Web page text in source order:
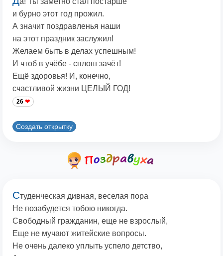
и бурно этот год прожил.
А значит поздравленья наши
на этот праздник заслужил!
Желаем быть в делах успешным!
И чтоб в учёбе - сплош зачёт!
Ещё здоровья! И, конечно,
счастливой жизни ЦЕЛЫЙ ГОД!
26
Создать открытку
Студенческая дивная, веселая пора
Не позабудется тобою никогда.
Свободный гражданин, еще не взрослый,
Еще не мучают житейские вопросы.
Не очень далеко уплыть успело детство,